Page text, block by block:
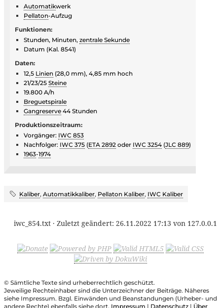
Automatikwerk
Pellaton-Aufzug
Funktionen:
Stunden, Minuten, zentrale Sekunde
Datum (Kal. 8541)
Daten:
12,5 Linien (28,0 mm), 4,85 mm hoch
21/23/25 Steine
19.800 A/h
Breguetspirale
Gangreserve 44 Stunden
Produktionszeitraum:
Vorgänger: IWC 853
Nachfolger: IWC 375 (ETA 2892 oder IWC 3254 (JLC 889)
1963-1974
Kaliber, Automatikkaliber, Pellaton Kaliber, IWC Kaliber
iwc_854.txt · Zuletzt geändert: 26.11.2022 17:13 von 127.0.0.1
© Sämtliche Texte sind urheberrechtlich geschützt.
Jeweilige Rechteinhaber sind die Unterzeichner der Beiträge. Näheres
siehe Impressum. Bzgl. Einwänden und Beanstandungen (Urheber- und
andere Rechte) ebenfalls siehe dort. Impressum | Datenschutz | Über